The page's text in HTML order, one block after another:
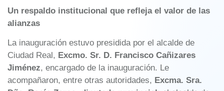
Un respaldo institucional que refleja el valor de las
alianzas
La inauguración estuvo presidida por el alcalde de
Ciudad Real, Excmo. Sr. D. Francisco Cañizares
Jiménez, encargado de la inauguración. Le
acompañaron, entre otras autoridades, Excma. Sra.